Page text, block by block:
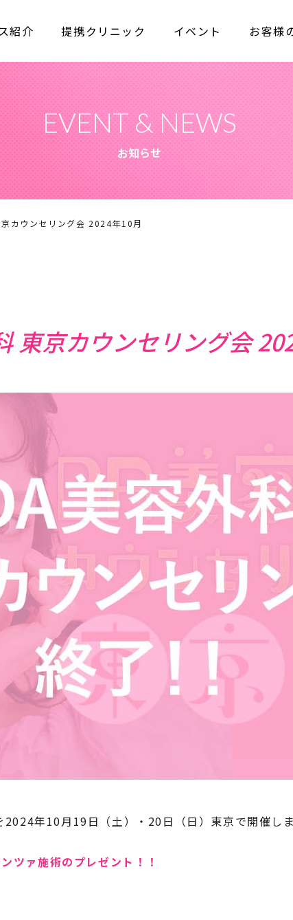
紹介 提携クリニック イベント お客様
EVENT & NEWS
お知らせ
京カウンセリング会 2024年10月
東京カウンセリング会
2024年10月19日（土）・20日（日）東京で開催し
ツァ施術のプレゼント！！